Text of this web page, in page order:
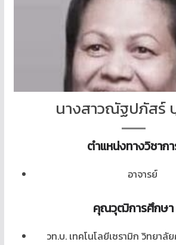
นางสาวณัฐปภัสร์
ตำแหน่งทางวิชาก
อาจารย์
คุณวุฒิการศึกษา
วท.บ. เทคโนโลยีเซรามิก วิทยาลั